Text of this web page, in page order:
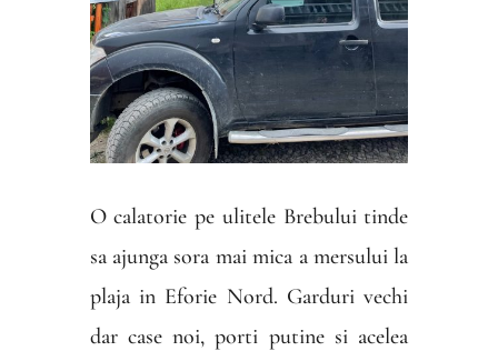
O calatorie pe ulitele Brebului tinde
sa ajunga sora mai mica a mersului la
plaja in Eforie Nord. Garduri vechi
dar case noi, porti putine si acelea